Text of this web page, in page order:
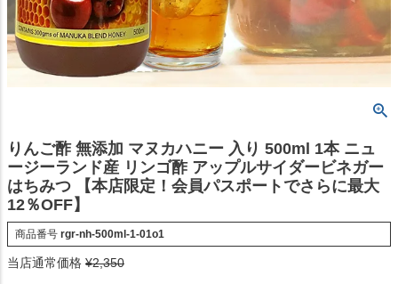
りんご酢 無添加 マヌカハニー 入り 500ml 1本 ニュ
ージーランド産 リンゴ酢 アップルサイダービネガー
はちみつ 【本店限定！会員パスポートでさらに最大
12％OFF】
商品番号 rgr-nh-500ml-1-01o1
当店通常価格 ¥2,350